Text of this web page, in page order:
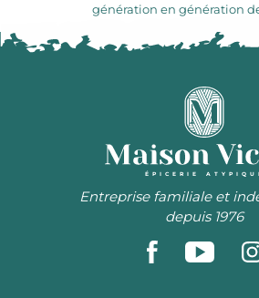
génération en génération
ÉPICERIE
Entreprise familiale et
depuis 1976